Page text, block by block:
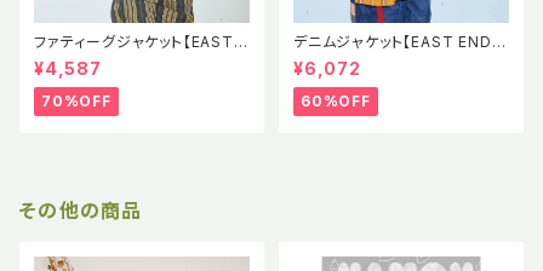
ファティーグジャケット【EAST E
ND HIGHLANDERS】EEH SS
Fatigue Jacket
¥4,587
70%OFF
デニムジャケット【EAST END H
IGHLANDERS】EEH Denim J
acket 児島デニム
¥6,072
60%OFF
その他の商品